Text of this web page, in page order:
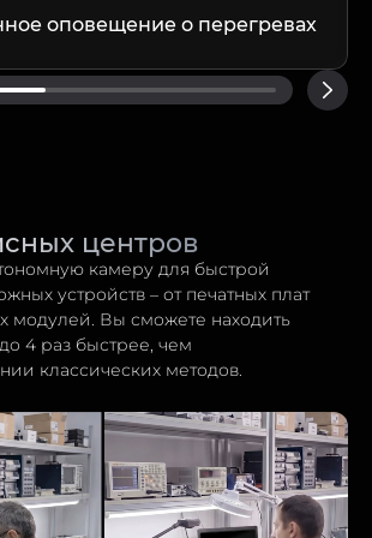
оповещение о перегревах
центров
камеру для быстрой
устройств – от печатных плат
модулей. Вы сможете находить
4 раз быстрее, чем
классических методов.